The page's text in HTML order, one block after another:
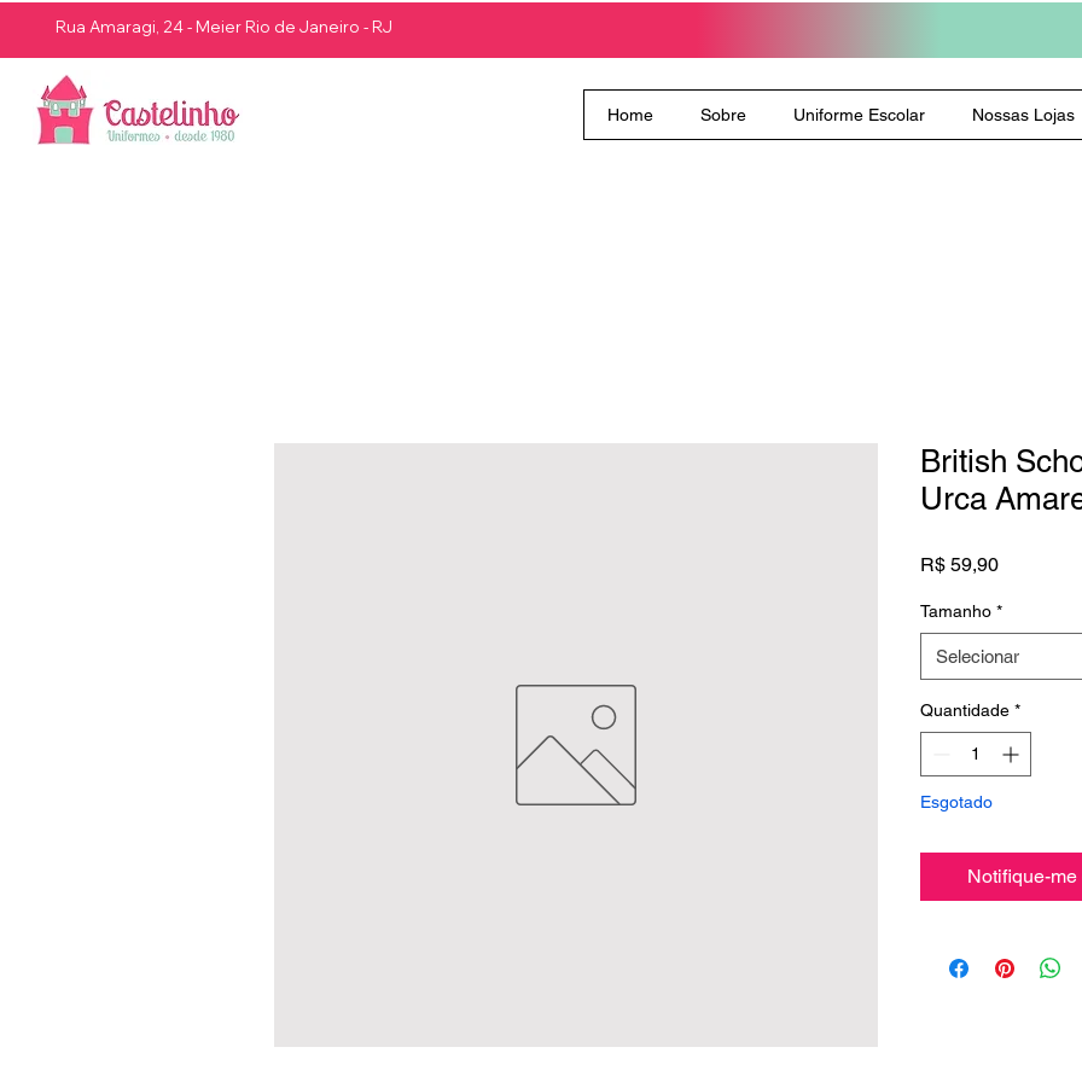
Rua Amaragi, 24 - Meier Rio de Janeiro - RJ
Home Sobre Uniforme Escolar Nossas Lojas
British
Urca
R$ 59,90Preço
Tamanho *
Selecionar
Quantidade *
Esgotado
Notifique-